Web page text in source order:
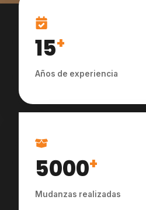
15+
Años de experiencia
5000+
Mudanzas realizadas